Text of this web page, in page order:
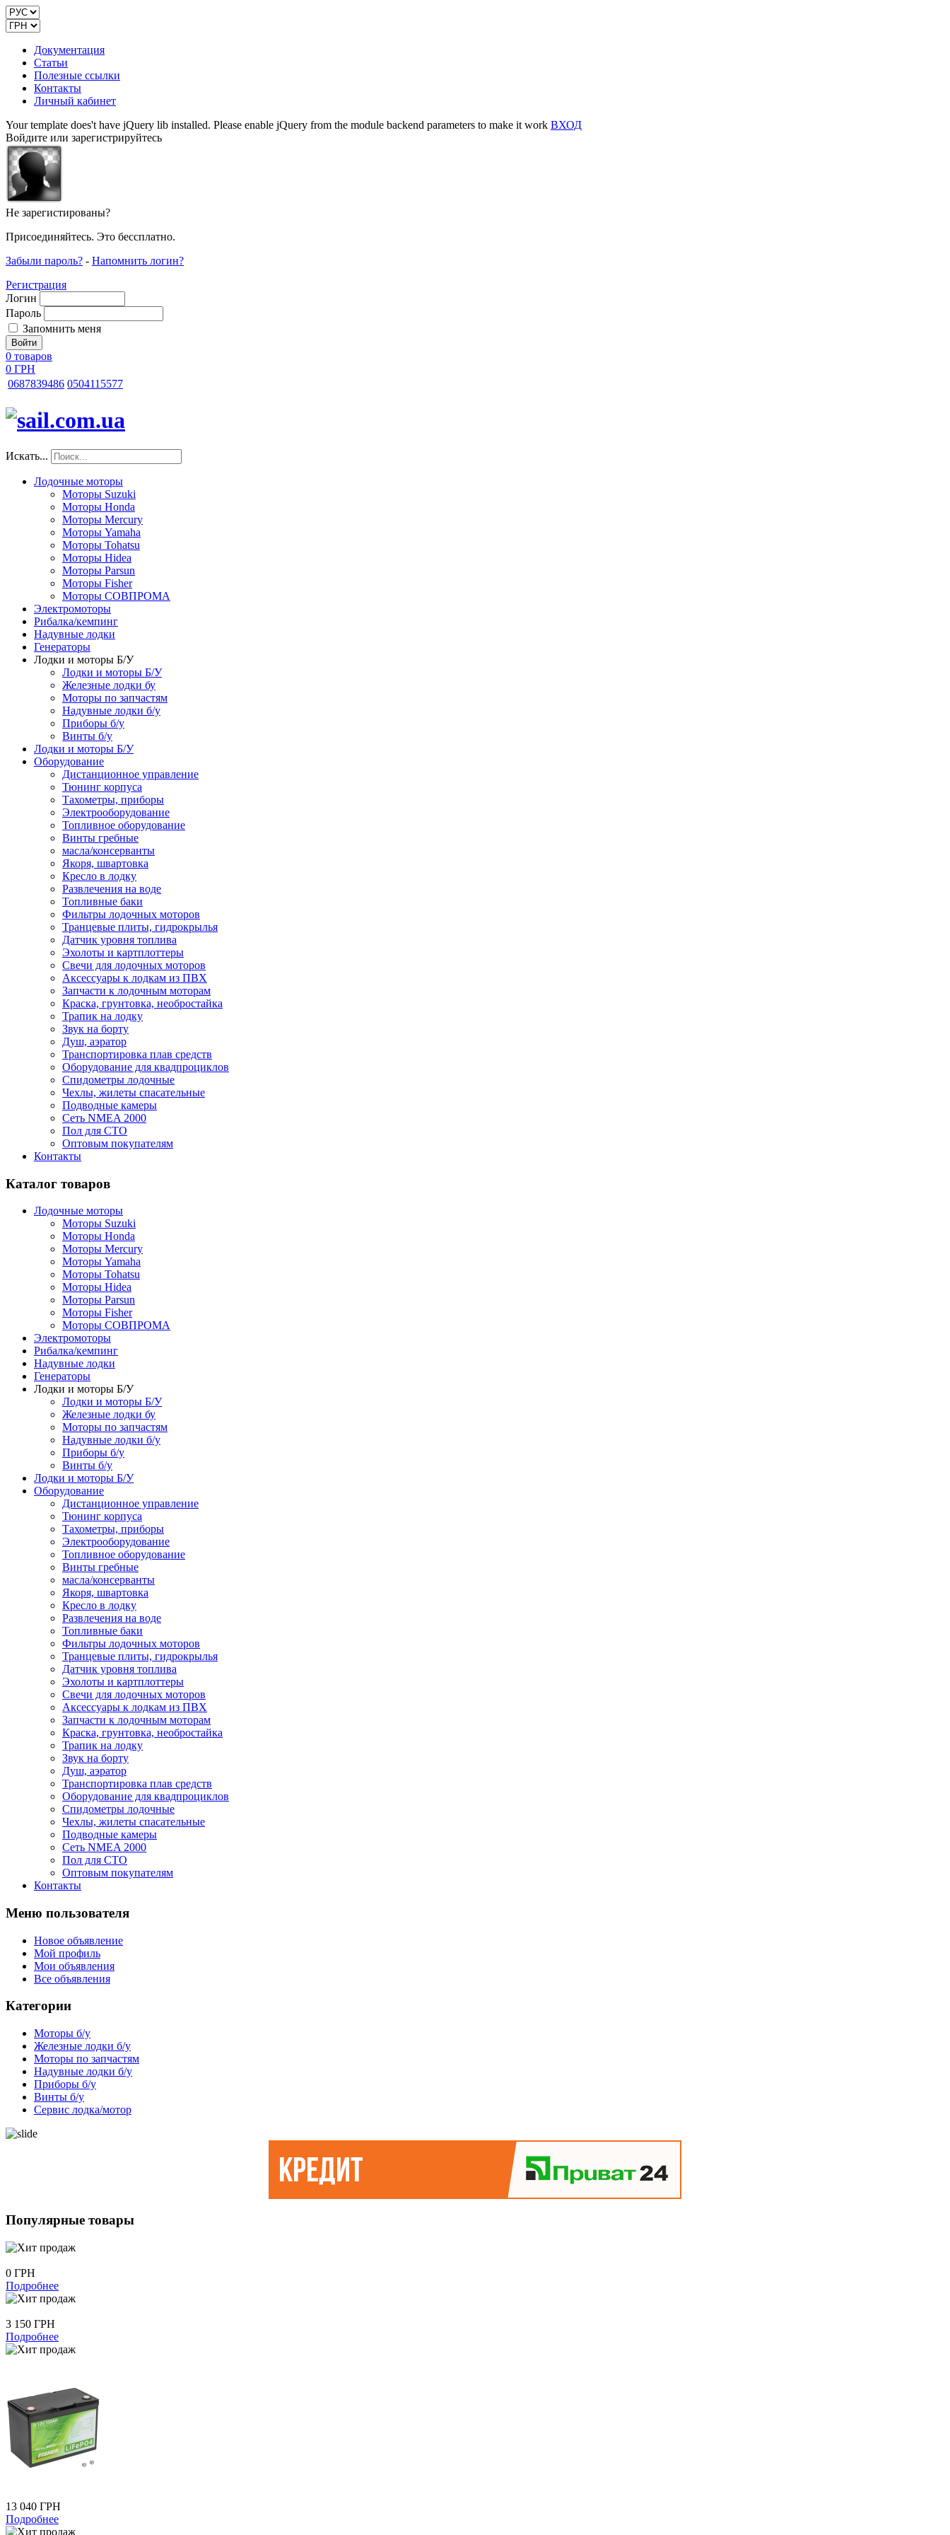
Документация
Статьи
Полезные ссылки
Контакты
Личный кабинет
Your template does't have jQuery lib installed. Please enable jQuery from the module backend parameters to make it work ВХОД
Войдите или зарегистрируйтесь
Не зарегистированы?
Присоединяйтесь. Это бессплатно.
Забыли пароль? - Напомнить логин?
Регистрация
Логин
Пароль
Запомнить меня
0 товаров
0 ГРН
0687839486 0504115577
Искать...
Лодочные моторы
Моторы Suzuki
Моторы Honda
Моторы Mercury
Моторы Yamaha
Моторы Tohatsu
Моторы Hidea
Моторы Parsun
Моторы Fisher
Моторы СОВПРОМА
Электромоторы
Рибалка/кемпинг
Надувные лодки
Генераторы
Лодки и моторы Б/У
Лодки и моторы Б/У
Железные лодки бу
Моторы по запчастям
Надувные лодки б/у
Приборы б/у
Винты б/у
Лодки и моторы Б/У
Оборудование
Дистанционное управление
Тюнинг корпуса
Тахометры, приборы
Электрооборудование
Топливное оборудование
Винты гребные
масла/консерванты
Якоря, швартовка
Кресло в лодку
Развлечения на воде
Топливные баки
Фильтры лодочных моторов
Транцевые плиты, гидрокрылья
Датчик уровня топлива
Эхолоты и картплоттеры
Cвечи для лодочных моторов
Аксессуары к лодкам из ПВХ
Запчасти к лодочным моторам
Краска, грунтовка, необростайка
Трапик на лодку
Звук на борту
Душ, аэратор
Транспортировка плав средств
Оборудование для квадпроциклов
Спидометры лодочные
Чехлы, жилеты спасательные
Подводные камеры
Сеть NMEA 2000
Пол для СТО
Оптовым покупателям
Контакты
Каталог товаров
Лодочные моторы
Моторы Suzuki
Моторы Honda
Моторы Mercury
Моторы Yamaha
Моторы Tohatsu
Моторы Hidea
Моторы Parsun
Моторы Fisher
Моторы СОВПРОМА
Электромоторы
Рибалка/кемпинг
Надувные лодки
Генераторы
Лодки и моторы Б/У
Лодки и моторы Б/У
Железные лодки бу
Моторы по запчастям
Надувные лодки б/у
Приборы б/у
Винты б/у
Лодки и моторы Б/У
Оборудование
Дистанционное управление
Тюнинг корпуса
Тахометры, приборы
Электрооборудование
Топливное оборудование
Винты гребные
масла/консерванты
Якоря, швартовка
Кресло в лодку
Развлечения на воде
Топливные баки
Фильтры лодочных моторов
Транцевые плиты, гидрокрылья
Датчик уровня топлива
Эхолоты и картплоттеры
Cвечи для лодочных моторов
Аксессуары к лодкам из ПВХ
Запчасти к лодочным моторам
Краска, грунтовка, необростайка
Трапик на лодку
Звук на борту
Душ, аэратор
Транспортировка плав средств
Оборудование для квадпроциклов
Спидометры лодочные
Чехлы, жилеты спасательные
Подводные камеры
Сеть NMEA 2000
Пол для СТО
Оптовым покупателям
Контакты
Меню пользователя
Новое объявление
Мой профиль
Мои объявления
Все объявления
Категории
Моторы б/у
Железные лодки б/у
Моторы по запчастям
Надувные лодки б/у
Приборы б/у
Винты б/у
Сервис лодка/мотор
Популярные товары
0 ГРН
Подробнее
3 150 ГРН
Подробнее
13 040 ГРН
Подробнее